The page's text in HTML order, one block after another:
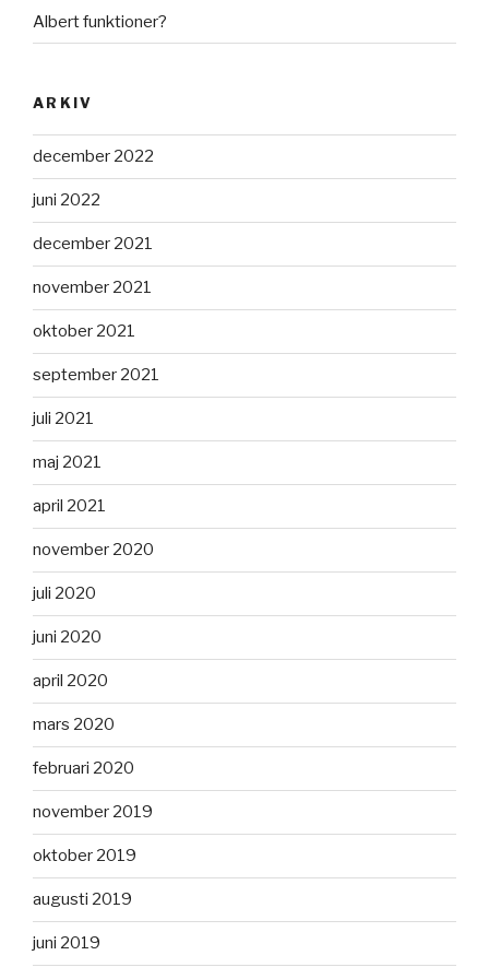
Albert funktioner?
ARKIV
december 2022
juni 2022
december 2021
november 2021
oktober 2021
september 2021
juli 2021
maj 2021
april 2021
november 2020
juli 2020
juni 2020
april 2020
mars 2020
februari 2020
november 2019
oktober 2019
augusti 2019
juni 2019